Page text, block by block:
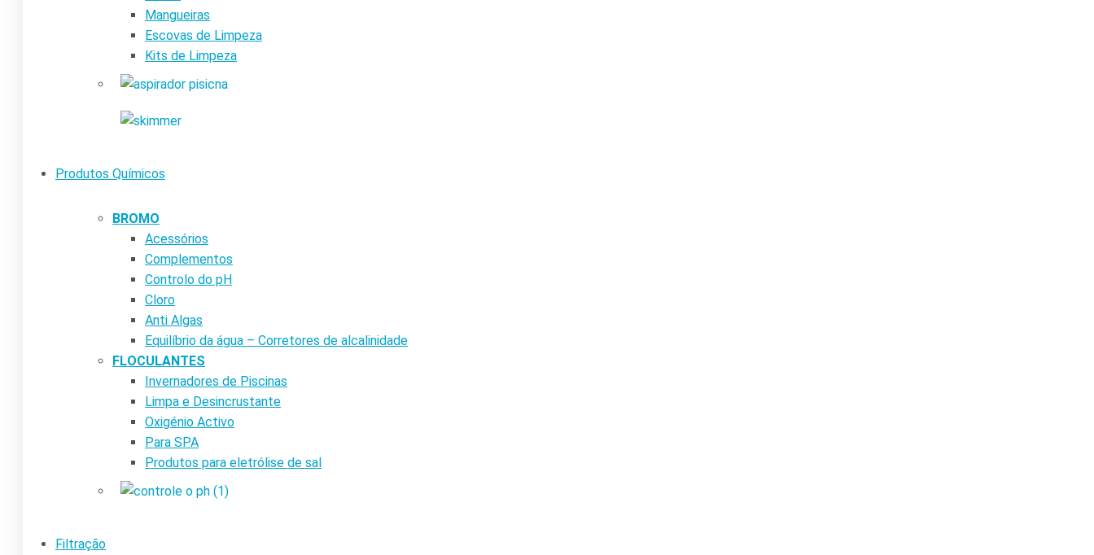
Mangueiras
Escovas de Limpeza
Kits de Limpeza
Produtos Químicos
BROMO
Acessórios
Complementos
Controlo do pH
Cloro
Anti Algas
Equilíbrio da água – Corretores de alcalinidade
FLOCULANTES
Invernadores de Piscinas
Limpa e Desincrustante
Oxigénio Activo
Para SPA
Produtos para eletrólise de sal
Filtração